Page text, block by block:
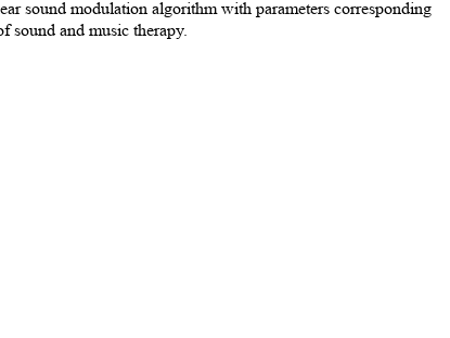
sound modulation algorithm with parameters corresponding
sound and music therapy.